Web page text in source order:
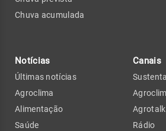
Chuva acumulada
Notícias
Últimas notícias
Agroclima
Alimentação
Saúde
Canais
Agrotalk
Rádio